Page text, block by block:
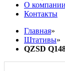
О компании
Контакты
Главная»
Штативы»
QZSD